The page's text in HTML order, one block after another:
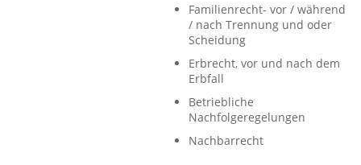
Familienrecht- vor / während
/ nach Trennung und oder
Scheidung
Erbrecht, vor und nach dem
Erbfall
Betriebliche
Nachfolgeregelungen
Nachbarrecht